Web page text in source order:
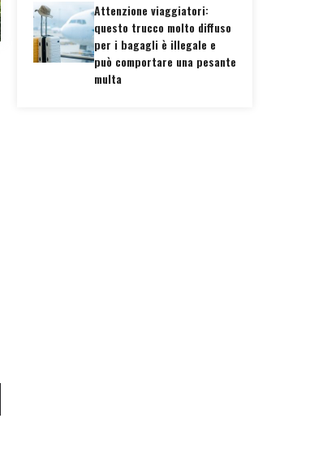
Attenzione viaggiatori:
questo trucco molto diffuso
per i bagagli è illegale e
può comportare una pesante
multa